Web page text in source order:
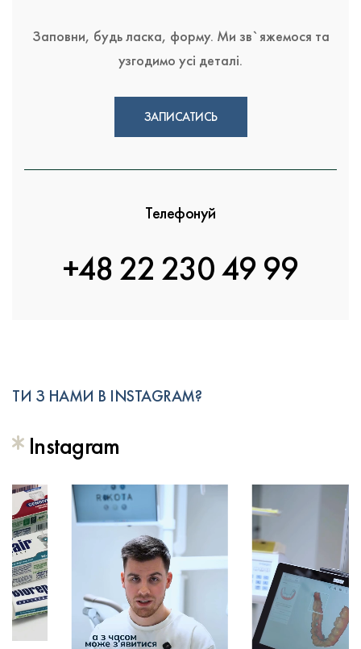
Заповни, будь ласка, форму. Ми зв`яжемося та
узгодимо усі деталі.
ЗАПИСАТИСЬ
Телефонуй
+48 22 230 49 99
ТИ З НАМИ В INSTAGRAM?
Instagram
17.07.2026
13.07.2026